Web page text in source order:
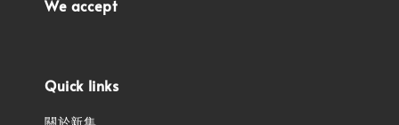
We accept
Quick links